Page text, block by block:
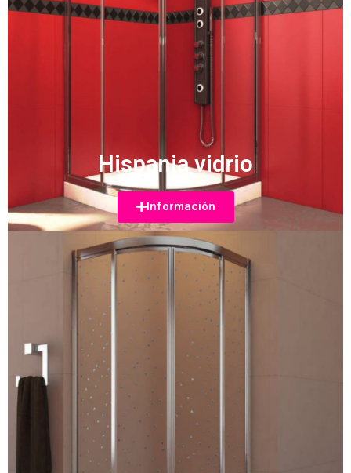
Hispania vidrio
Información